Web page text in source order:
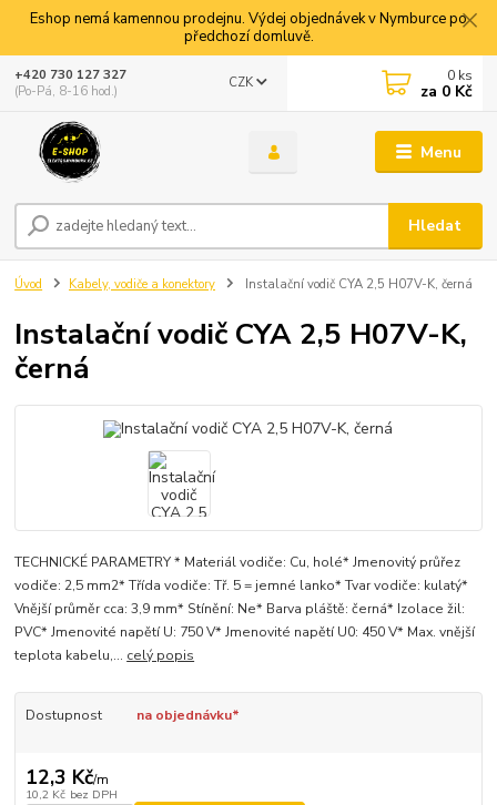
Eshop nemá kamennou prodejnu. Výdej objednávek v Nymburce po
předchozí domluvě.
Menu
CZK
Hledat
+420 730 127 327
(Po-Pá, 8-16 hod.)
0 ks
za 0 Kč
Úvod Kabely, vodiče a konektory Instalační vodič CYA 2,5 H07V-K, černá
Instalační vodič CYA 2,5 H07V-K,
černá
TECHNICKÉ PARAMETRY * Materiál vodiče: Cu, holé* Jmenovitý průřez
vodiče: 2,5 mm2* Třída vodiče: Tř. 5 = jemné lanko* Tvar vodiče: kulatý*
Vnější průměr cca: 3,9 mm* Stínění: Ne* Barva pláště: černá* Izolace žil:
PVC* Jmenovité napětí U: 750 V* Jmenovité napětí U0: 450 V* Max. vnější
teplota kabelu,... celý popis
Dostupnost na objednávku*
12,3 Kč/m
10,2 Kč bez DPH